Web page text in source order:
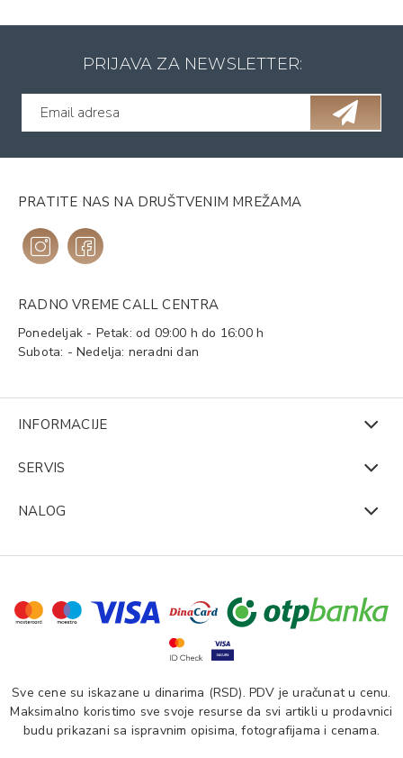
PRIJAVA ZA NEWSLETTER:
PRATITE NAS NA DRUŠTVENIM MREŽAMA
RADNO VREME CALL CENTRA
Ponedeljak - Petak: od 09:00 h do 16:00 h
Subota: - Nedelja: neradni dan
INFORMACIJE
SERVIS
NALOG
Sve cene su iskazane u dinarima (RSD). PDV je uračunat u cenu.
Maksimalno koristimo sve svoje resurse da svi artikli u prodavnici
budu prikazani sa ispravnim opisima, fotografijama i cenama.